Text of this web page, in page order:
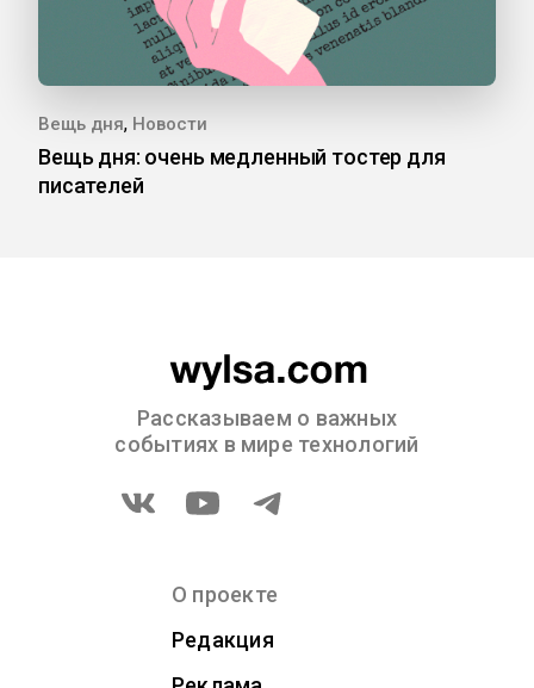
Вещь дня, Новости
Вещь дня: очень медленный тостер для
писателей
Рассказываем о важных
событиях в мире технологий
О проекте
Редакция